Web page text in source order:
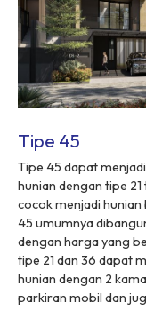
Tipe 45
Tipe 45 dapat
hunian dengan tipe
cocok menjadi
45 umumnya
dengan harga yang
tipe 21 dan 36 dapat
hunian dengan 2
parkiran mobil dan